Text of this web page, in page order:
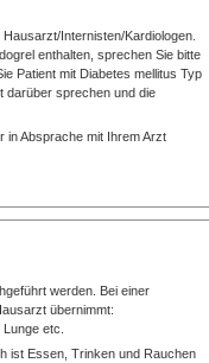
Internisten/Kardiologen.
enthalten, sprechen Sie bitte
Patient mit Diabetes mellitus Typ
darüber sprechen und die
in Absprache mit Ihrem Arzt
werden. Bei einer
übernimmt:
etc.
ist Essen, Trinken und Rauchen